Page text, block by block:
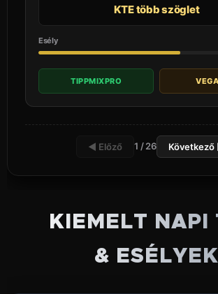
KTE több szöglet
Esély
TIPPMIXPRO
◀ Előző 1 / 26
⚡ KIEMELT NAPI
& ESÉLYEK